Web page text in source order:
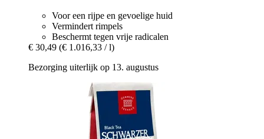
Voor een rijpe en gevoelige huid
Vermindert rimpels
Beschermt tegen vrije radicalen
€ 30,49 (€ 1.016,33 / l)
Bezorging uiterlijk op 13. augustus